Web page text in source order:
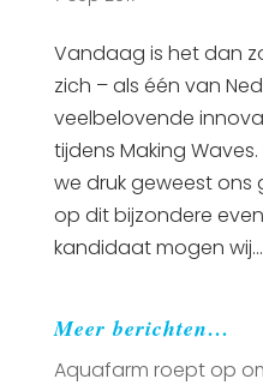
Vandaag is het dan
zich – als één van
veelbelovende
tijdens Making
we druk geweest
op dit bijzondere
kandidaat mogen wij...
Meer berichten…
Aquafarm roept op